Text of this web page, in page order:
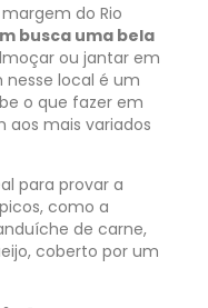
do Rio
busca uma bela
ou jantar em
local é um
o que fazer em
aos mais variados
para provar a
como a
de carne,
coberto por um